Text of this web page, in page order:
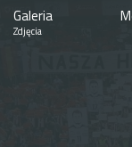
Galeria
Zdjęcia